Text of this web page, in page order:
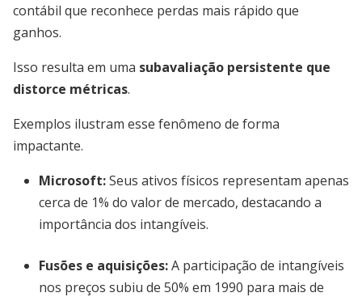
contábil que reconhece perdas mais rápido que
ganhos.
Isso resulta em uma subavaliação persistente que
distorce métricas.
Exemplos ilustram esse fenômeno de forma
impactante.
Microsoft:Seus ativos físicos representam apenas
cerca de 1% do valor de mercado, destacando a
importância dos intangíveis.
Fusões e aquisições:A participação de intangíveis
nos preços subiu de 50% em 1990 para mais de